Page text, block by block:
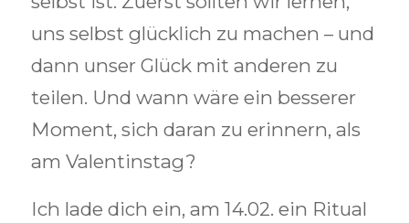
uns selbst glücklich zu machen – und
dann unser Glück mit anderen zu
teilen. Und wann wäre ein besserer
Moment, sich daran zu erinnern, als
am Valentinstag?
Ich lade dich ein, am 14.02. ein Ritual